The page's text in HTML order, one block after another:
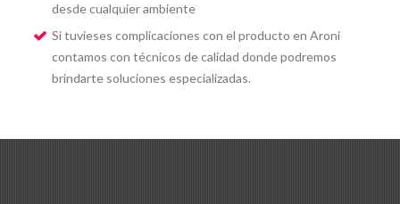
desde cualquier ambiente
Si tuvieses complicaciones con el producto en Aroni
contamos con técnicos de calidad donde podremos
brindarte soluciones especializadas.